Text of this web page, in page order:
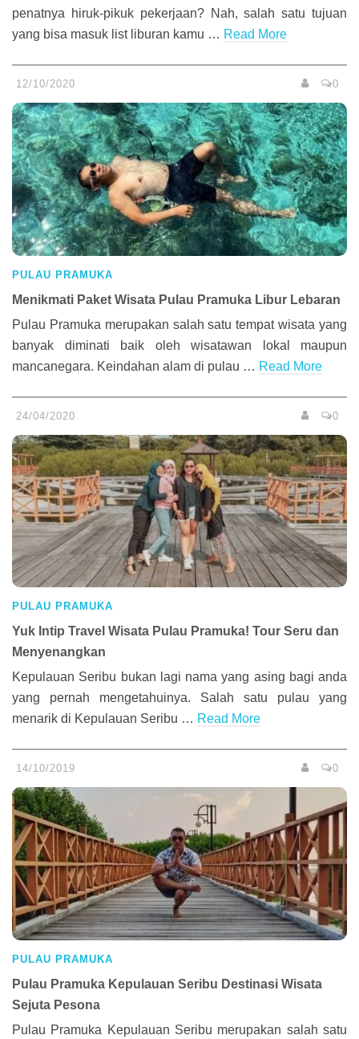
penatnya hiruk-pikuk pekerjaan? Nah, salah satu tujuan
yang bisa masuk list liburan kamu … Read More
12/10/2020 0
PULAU PRAMUKA
Menikmati Paket Wisata Pulau Pramuka Libur Lebaran
Pulau Pramuka merupakan salah satu tempat wisata yang
banyak diminati baik oleh wisatawan lokal maupun
mancanegara. Keindahan alam di pulau … Read More
24/04/2020 0
PULAU PRAMUKA
Yuk Intip Travel Wisata Pulau Pramuka! Tour Seru dan
Menyenangkan
Kepulauan Seribu bukan lagi nama yang asing bagi anda
yang pernah mengetahuinya. Salah satu pulau yang
menarik di Kepulauan Seribu … Read More
14/10/2019 0
PULAU PRAMUKA
Pulau Pramuka Kepulauan Seribu Destinasi Wisata
Sejuta Pesona
Pulau Pramuka Kepulauan Seribu merupakan salah satu